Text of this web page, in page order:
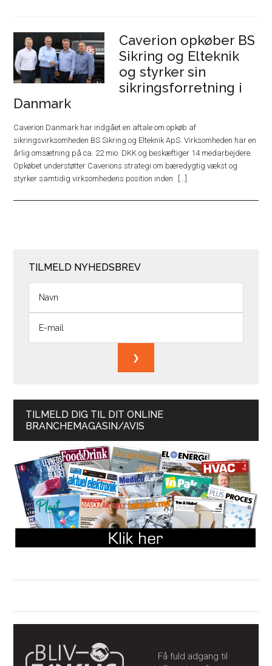
Caverion opkøber BS
Sikring og Elteknik
og styrker sin
sikringsforretning i
Danmark
Caverion Danmark har indgået en aftale om opkøb af
sikringsvirksomheden BS Sikring og Elteknik ApS. Virksomheden har en
årlig omsætning på ca. 22 mio. DKK og beskæftiger 14 medarbejdere.
Opkøbet understøtter Caverions strategi om bæredygtig vækst og
styrker samtidig virksomhedens position inden
TILMELD NYHEDSBREV
TILMELD DIG TIL DIT ONLINE
BRANCHEMAGASIN/AVIS
Få fuld adgang til